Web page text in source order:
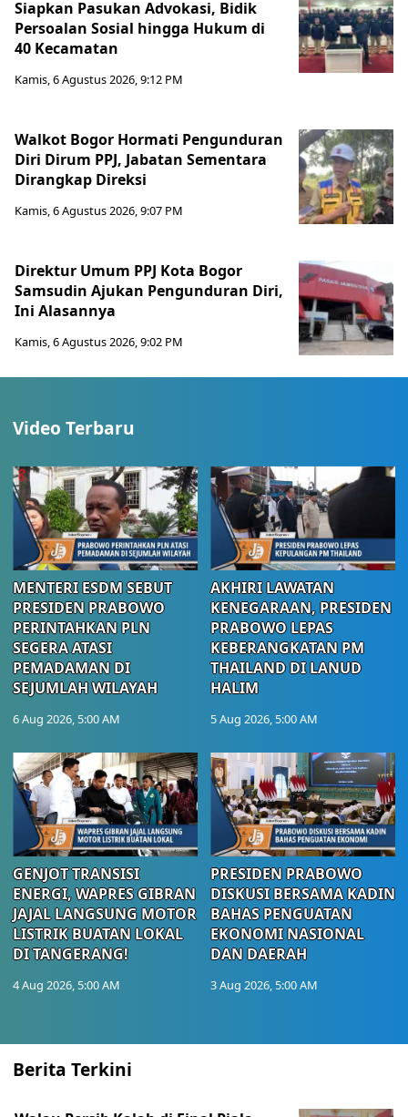
Siapkan Pasukan Advokasi, Bidik
Persoalan Sosial hingga Hukum di
40 Kecamatan
Kamis, 6 Agustus 2026, 9:12 PM
Walkot Bogor Hormati Pengunduran
Diri Dirum PPJ, Jabatan Sementara
Dirangkap Direksi
Kamis, 6 Agustus 2026, 9:07 PM
Direktur Umum PPJ Kota Bogor
Samsudin Ajukan Pengunduran Diri,
Ini Alasannya
Kamis, 6 Agustus 2026, 9:02 PM
Video Terbaru
MENTERI ESDM SEBUT
PRESIDEN PRABOWO
PERINTAHKAN PLN
SEGERA ATASI
PEMADAMAN DI
SEJUMLAH WILAYAH
6 Aug 2026, 5:00 AM
AKHIRI LAWATAN
KENEGARAAN, PRESIDEN
PRABOWO LEPAS
KEBERANGKATAN PM
THAILAND DI LANUD
HALIM
5 Aug 2026, 5:00 AM
GENJOT TRANSISI
ENERGI, WAPRES GIBRAN
JAJAL LANGSUNG MOTOR
LISTRIK BUATAN LOKAL
DI TANGERANG!
4 Aug 2026, 5:00 AM
PRESIDEN PRABOWO
DISKUSI BERSAMA KADIN
BAHAS PENGUATAN
EKONOMI NASIONAL
DAN DAERAH
3 Aug 2026, 5:00 AM
Berita Terkini